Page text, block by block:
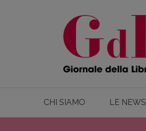
CHI SIAMO LE NEWS